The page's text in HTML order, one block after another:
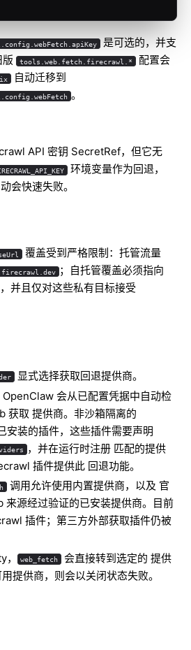
是可选的，并支
tools.web.fetch.firecrawl.* 配置会
自动迁移到
。
API 密钥 SecretRef，但它无
环境变量作为回退，
会快速失败。
覆盖受到严格限制：托管流量
；自托管覆盖必须指向
并且仅对这些私有目标接受
显式选择获取回退提供商。
OpenClaw 会从已配置凭据中自动检
获取 提供商。非沙箱隔离的
安装的插件，这些插件需要声明
，并在运行时注册 匹配的提供
插件提供此 回退功能。
调用允许使用内置提供商，以及 官
来源经过验证的已安装提供商。目前
插件；第三方外部获取插件仍被
web_fetch
会直接转到选定的 提供
提供商，则会以关闭状态失败。